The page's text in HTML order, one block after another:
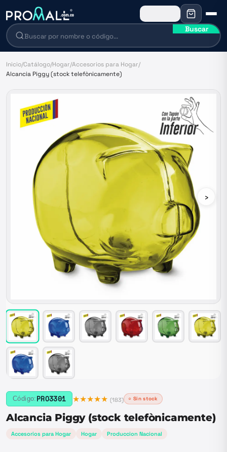
Buscar
Inicio/Catálogo/Hogar/Accesorios para Hogar/
Alcancia Piggy (stock telefònicamente)
›
Código: PRO3301 ★★★★★ (183) ○ Sin stock
Alcancia Piggy (stock telefònicamente)
Accesorios para Hogar Hogar Produccion Nacional